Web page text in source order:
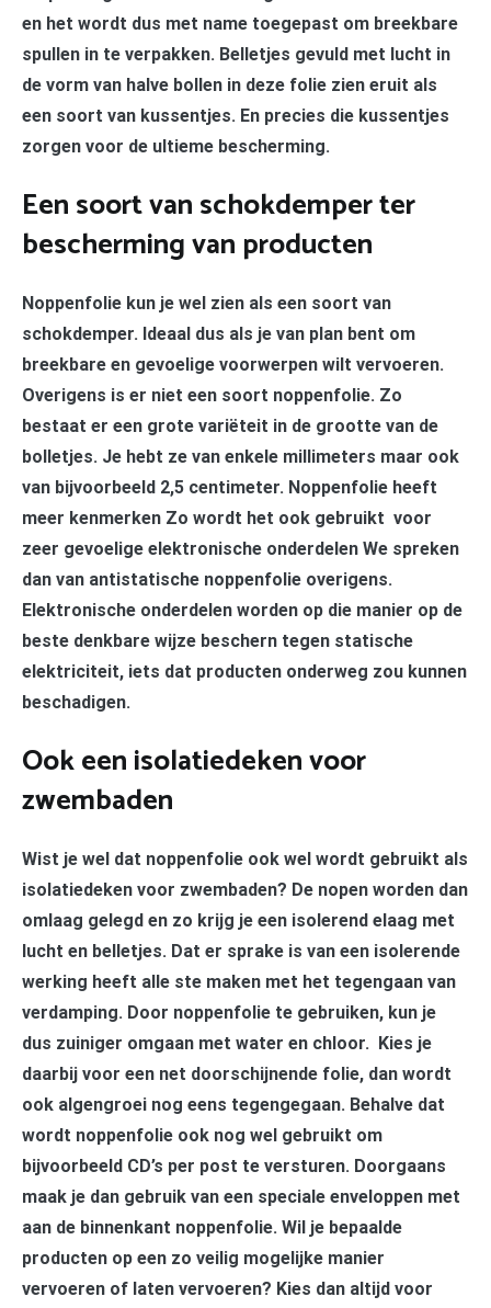
en het wordt dus met name toegepast om breekbare
spullen in te verpakken. Belletjes gevuld met lucht in
de vorm van halve bollen in deze folie zien eruit als
een soort van kussentjes. En precies die kussentjes
zorgen voor de ultieme bescherming.
Een soort van schokdemper ter
bescherming van producten
Noppenfolie kun je wel zien als een soort van
schokdemper. Ideaal dus als je van plan bent om
breekbare en gevoelige voorwerpen wilt vervoeren.
Overigens is er niet een soort noppenfolie. Zo
bestaat er een grote variëteit in de grootte van de
bolletjes. Je hebt ze van enkele millimeters maar ook
van bijvoorbeeld 2,5 centimeter. Noppenfolie heeft
meer kenmerken Zo wordt het ook gebruikt voor
zeer gevoelige elektronische onderdelen We spreken
dan van antistatische noppenfolie overigens.
Elektronische onderdelen worden op die manier op de
beste denkbare wijze beschern tegen statische
elektriciteit, iets dat producten onderweg zou kunnen
beschadigen.
Ook een isolatiedeken voor
zwembaden
Wist je wel dat noppenfolie ook wel wordt gebruikt als
isolatiedeken voor zwembaden? De nopen worden dan
omlaag gelegd en zo krijg je een isolerend elaag met
lucht en belletjes. Dat er sprake is van een isolerende
werking heeft alle ste maken met het tegengaan van
verdamping. Door noppenfolie te gebruiken, kun je
dus zuiniger omgaan met water en chloor. Kies je
daarbij voor een net doorschijnende folie, dan wordt
ook algengroei nog eens tegengegaan. Behalve dat
wordt noppenfolie ook nog wel gebruikt om
bijvoorbeeld CD’s per post te versturen. Doorgaans
maak je dan gebruik van een speciale enveloppen met
aan de binnenkant noppenfolie. Wil je bepaalde
producten op een zo veilig mogelijke manier
vervoeren of laten vervoeren? Kies dan altijd voor